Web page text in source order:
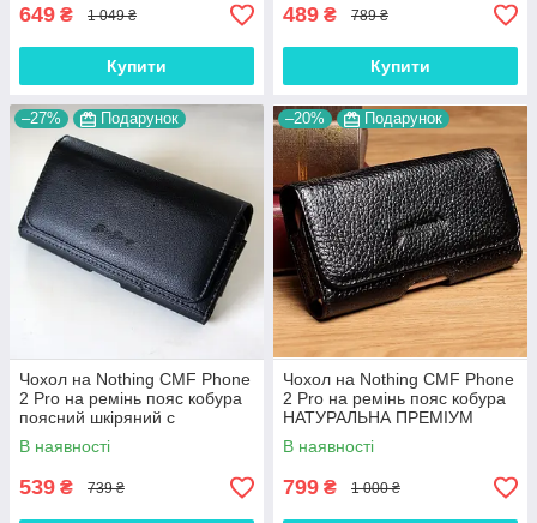
649 ₴ 1 049 ₴
Купити
489 ₴ 789 ₴
Купити
–27% Подарунок
Чохол на Nothing CMF Phone
2 Pro на ремінь пояс кобура
поясний шкіряний c
кишенями "RAMOS"
В наявності
539 ₴ 739 ₴
–20% Подарунок
Чохол на Nothing CMF Phone
2 Pro на ремінь пояс кобура
НАТУРАЛЬНА ПРЕМІУМ
ШКІРА "FLOTAR"
В наявності
799 ₴ 1 000 ₴